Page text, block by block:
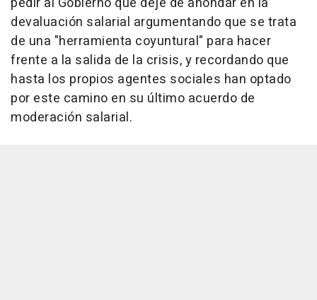
devaluación salarial argumentando que se trata
de una "herramienta coyuntural" para hacer
frente a la salida de la crisis, y recordando que
hasta los propios agentes sociales han optado
por este camino en su último acuerdo de
moderación salarial.